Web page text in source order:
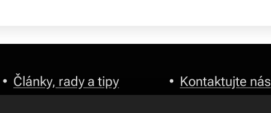
• Články, rady a tipy • Kontaktujte nás